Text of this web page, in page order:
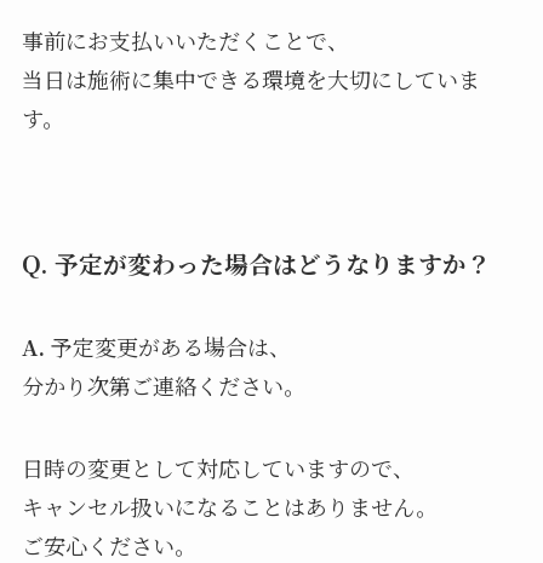
事前にお支払いいただくことで、
当日は施術に集中できる環境を大切にしていま
す。
Q. 予定が変わった場合はどうなりますか？
A. 予定変更がある場合は、
分かり次第ご連絡ください。
日時の変更として対応していますので、
キャンセル扱いになることはありません。
ご安心ください。